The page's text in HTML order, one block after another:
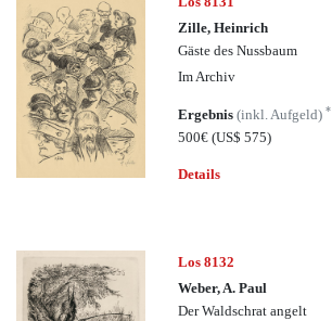
Zille, Heinrich
Gäste des Nussbaum
Im Archiv
Ergebnis(inkl. Aufgeld)*
500€(US$ 575)
Details
Los 8132
Weber, A. Paul
Der Waldschrat angelt